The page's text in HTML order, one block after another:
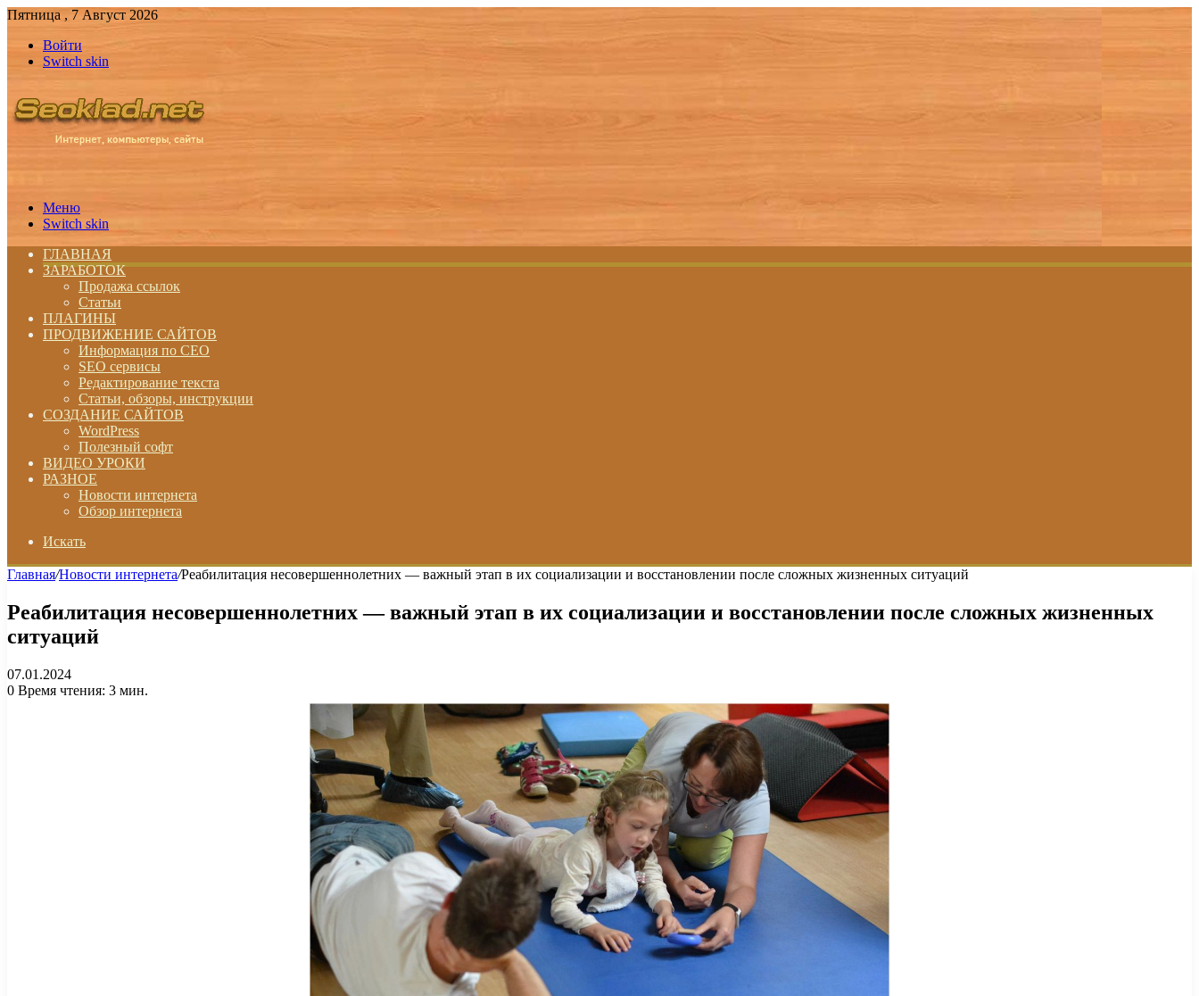
Пятница , 7 Август 2026
Войти
Switch skin
Меню
Switch skin
ГЛАВНАЯ
ЗАРАБОТОК
Продажа ссылок
Статьи
ПЛАГИНЫ
ПРОДВИЖЕНИЕ САЙТОВ
Информация по СЕО
SEO сервисы
Редактирование текста
Статьи, обзоры, инструкции
СОЗДАНИЕ САЙТОВ
WordPress
Полезный софт
ВИДЕО УРОКИ
РАЗНОЕ
Новости интернета
Обзор интернета
Искать
Главная/Новости интернета/Реабилитация несовершеннолетних — важный этап в их социализации и восстановлении после сложных жизненных ситуаций
Реабилитация несовершеннолетних — важный этап в их социализации и восстановлении после сложных жизненных
ситуаций
07.01.2024
0 Время чтения: 3 мин.